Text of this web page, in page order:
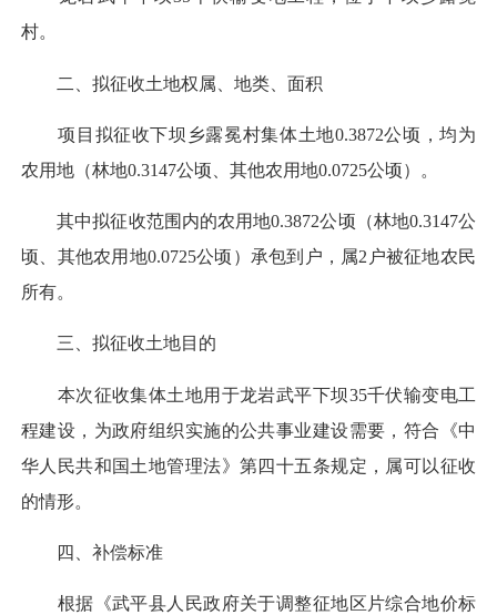
村。
二、拟征收土地权属、地类、面积
项目拟征收下坝乡露冕村集体土地0.3872公顷，均为
农用地（林地0.3147公顷、其他农用地0.0725公顷）。
其中拟征收范围内的农用地0.3872公顷（林地0.3147公
顷、其他农用地0.0725公顷）承包到户，属2户被征地农民
所有。
三、拟征收土地目的
本次征收集体土地用于龙岩武平下坝35千伏输变电工
程建设，为政府组织实施的公共事业建设需要，符合《中
华人民共和国土地管理法》第四十五条规定，属可以征收
的情形。
四、补偿标准
根据《武平县人民政府关于调整征地区片综合地价标